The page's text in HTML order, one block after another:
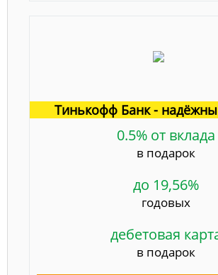
Тинькофф Банк -
0.5% от вклада
в подарок
до 19,56%
годовых
дебетовая
в подарок